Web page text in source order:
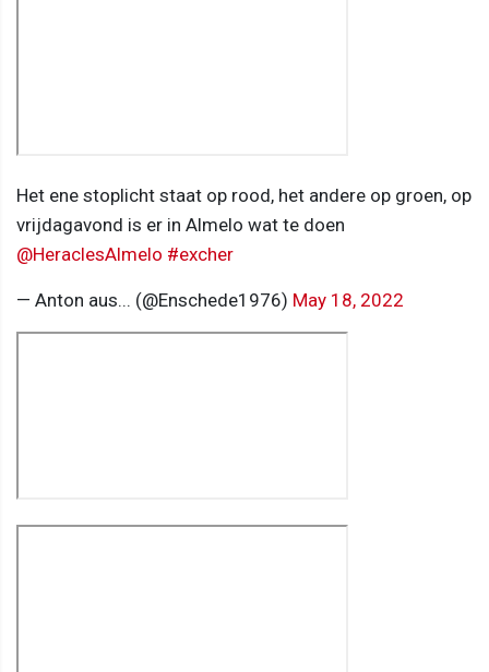
Het ene stoplicht staat op rood, het andere op groen, op
vrijdagavond is er in Almelo wat te doen
@HeraclesAlmelo #excher
— Anton aus... (@Enschede1976) May 18, 2022